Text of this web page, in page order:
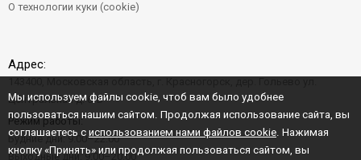
О технологии куки (cookie)
Адрес:
Центральная д. 6"Б"
Режим работы:
Будние дни: 9:00–22:00
Выходные дни: 9:00–20:00
Мы используем файлы cookie, чтоб вам было удобнее
пользоваться нашим сайтом. Продолжая использование сайта, вы
соглашаетесь с использованием нами файлов cookie . Нажимая
кнопку «Принять» или продолжая пользоваться сайтом, вы